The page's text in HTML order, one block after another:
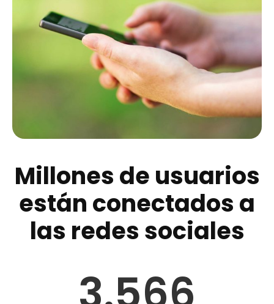
Millones de usuarios
están conectados a
las redes sociales